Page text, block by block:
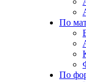
По
По